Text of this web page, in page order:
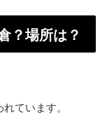
？場所は？
ています。